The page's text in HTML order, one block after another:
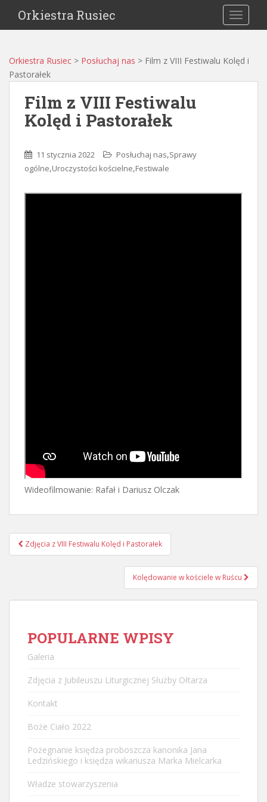
Orkiestra Rusiec
Orkiestra Rusiec > Posłuchaj nas > Film z VIII Festiwalu Kolęd i
Pastorałek
Film z VIII Festiwalu
Kolęd i Pastorałek
11 stycznia 2022 Posłuchaj nas,Sprawy
ogólne,Uroczystości kościelne,Festiwale
Wideofilmowanie: Rafał i Dariusz Olczak
Nawigacja
postu
Zdjęcia z VIII Festiwalu Kolęd i Pastorałek
Kolędowanie w kościele w Ruścu
POPULARNE WPISY
Galeria
Zdjęcia z Jubileuszu Liturgicznej Służby Ołtarza
Kontakt
Boże Ciało 2022
Pożegnanie księdza proboszcza kanonika Jana
Ledzińskiego i księdza wikariusza Marka Mielcarka
Władze stowarzyszenia